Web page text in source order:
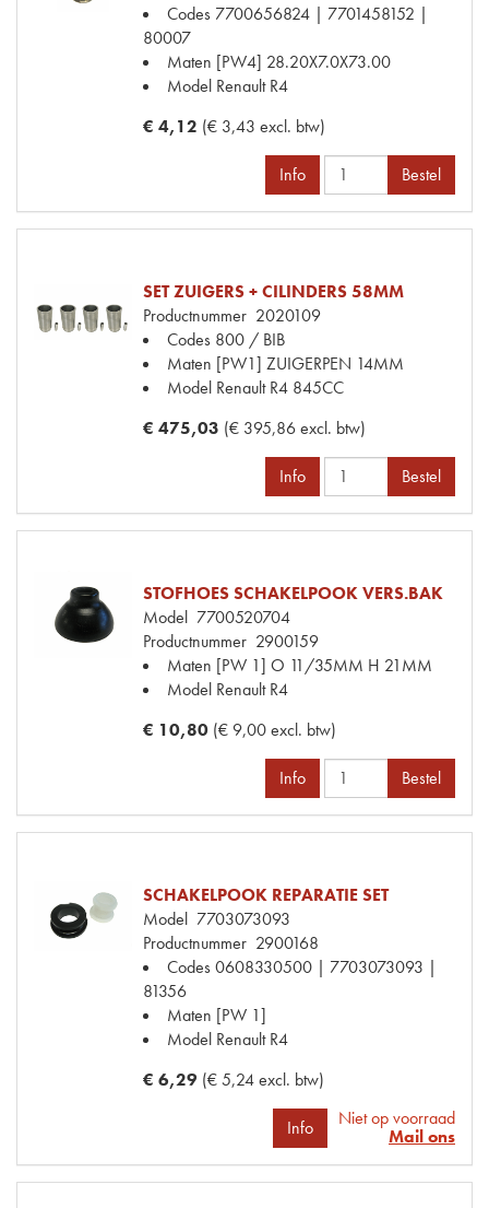
Codes 7700656824 | 7701458152 |
80007
Maten [PW4] 28.20X7.0X73.00
Model Renault R4
€ 4,12 (€ 3,43 excl. btw)
Info Bestel
SET ZUIGERS + CILINDERS 58MM
Productnummer 2020109
Codes 800 / BIB
Maten [PW1] ZUIGERPEN 14MM
Model Renault R4 845CC
€ 475,03 (€ 395,86 excl. btw)
Info Bestel
STOFHOES SCHAKELPOOK VERS.BAK
Model 7700520704
Productnummer 2900159
Maten [PW 1] O 11/35MM H 21MM
Model Renault R4
€ 10,80 (€ 9,00 excl. btw)
Info Bestel
SCHAKELPOOK REPARATIE SET
Model 7703073093
Productnummer 2900168
Codes0608330500 | 7703073093 |
81356
Maten [PW 1]
Model Renault R4
€ 6,29 (€ 5,24 excl. btw)
Info
Niet op voorraad
Mail ons